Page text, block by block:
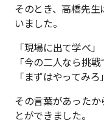
そのとき、高橋先
いました。
「現場に出て学べ」
「今の二人なら挑戦
「まずはやってみろ」
その言葉があった
とができました。